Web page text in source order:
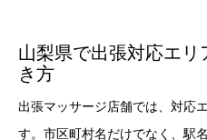
山梨県で出張対応エ
き方
出張マッサージ店舗では、対応
す。市区町村名だけでなく、駅